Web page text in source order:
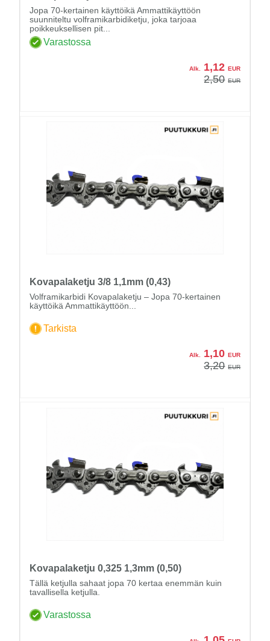
Jopa 70-kertainen käyttöikä Ammattikäyttöön
suunniteltu volframikarbidiketju, joka tarjoaa
poikkeuksellisen pit...
Varastossa
Alk. 1,12 EUR
2,50 EUR
Kovapalaketju 3/8 1,1mm (0,43)
Volframikarbidi Kovapalaketju – Jopa 70-kertainen
käyttöikä Ammattikäyttöön...
Tarkista
Alk. 1,10 EUR
3,20 EUR
Kovapalaketju 0,325 1,3mm (0,50)
Tällä ketjulla sahaat jopa 70 kertaa enemmän kuin
tavallisella ketjulla.
Varastossa